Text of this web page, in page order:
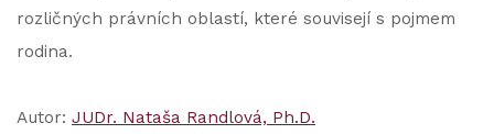
rozličných právních oblastí, které souvisejí s pojmem
rodina.
Autor: JUDr. Nataša Randlová, Ph.D.